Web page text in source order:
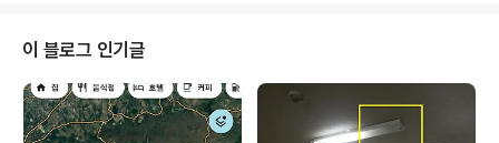
곳을 돌아보는 것은 사실상 불가능하고요, 하나의 지역을
골라 그 주변으로 명소들을 집중 공략하는 것이 최선이라
는 생각입니다. 이번 여행에서는 남구 주변 감만 부두를 비
롯하여 해안경치를 즐길 수 있는 곳 위주로 돌아보고 왔습
니다. 그중에 한곳이 바로 제뢰등대인데요, 감만 부두 안에
이 블로그 인기글